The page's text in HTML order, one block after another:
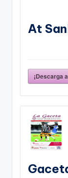
At
¡Descarga